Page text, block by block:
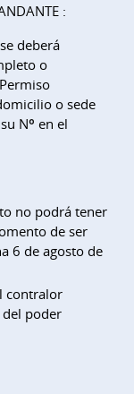
:
deberá
o
o sede
Nº en el
no podrá tener
de ser
6 de agosto de
contralor
poder